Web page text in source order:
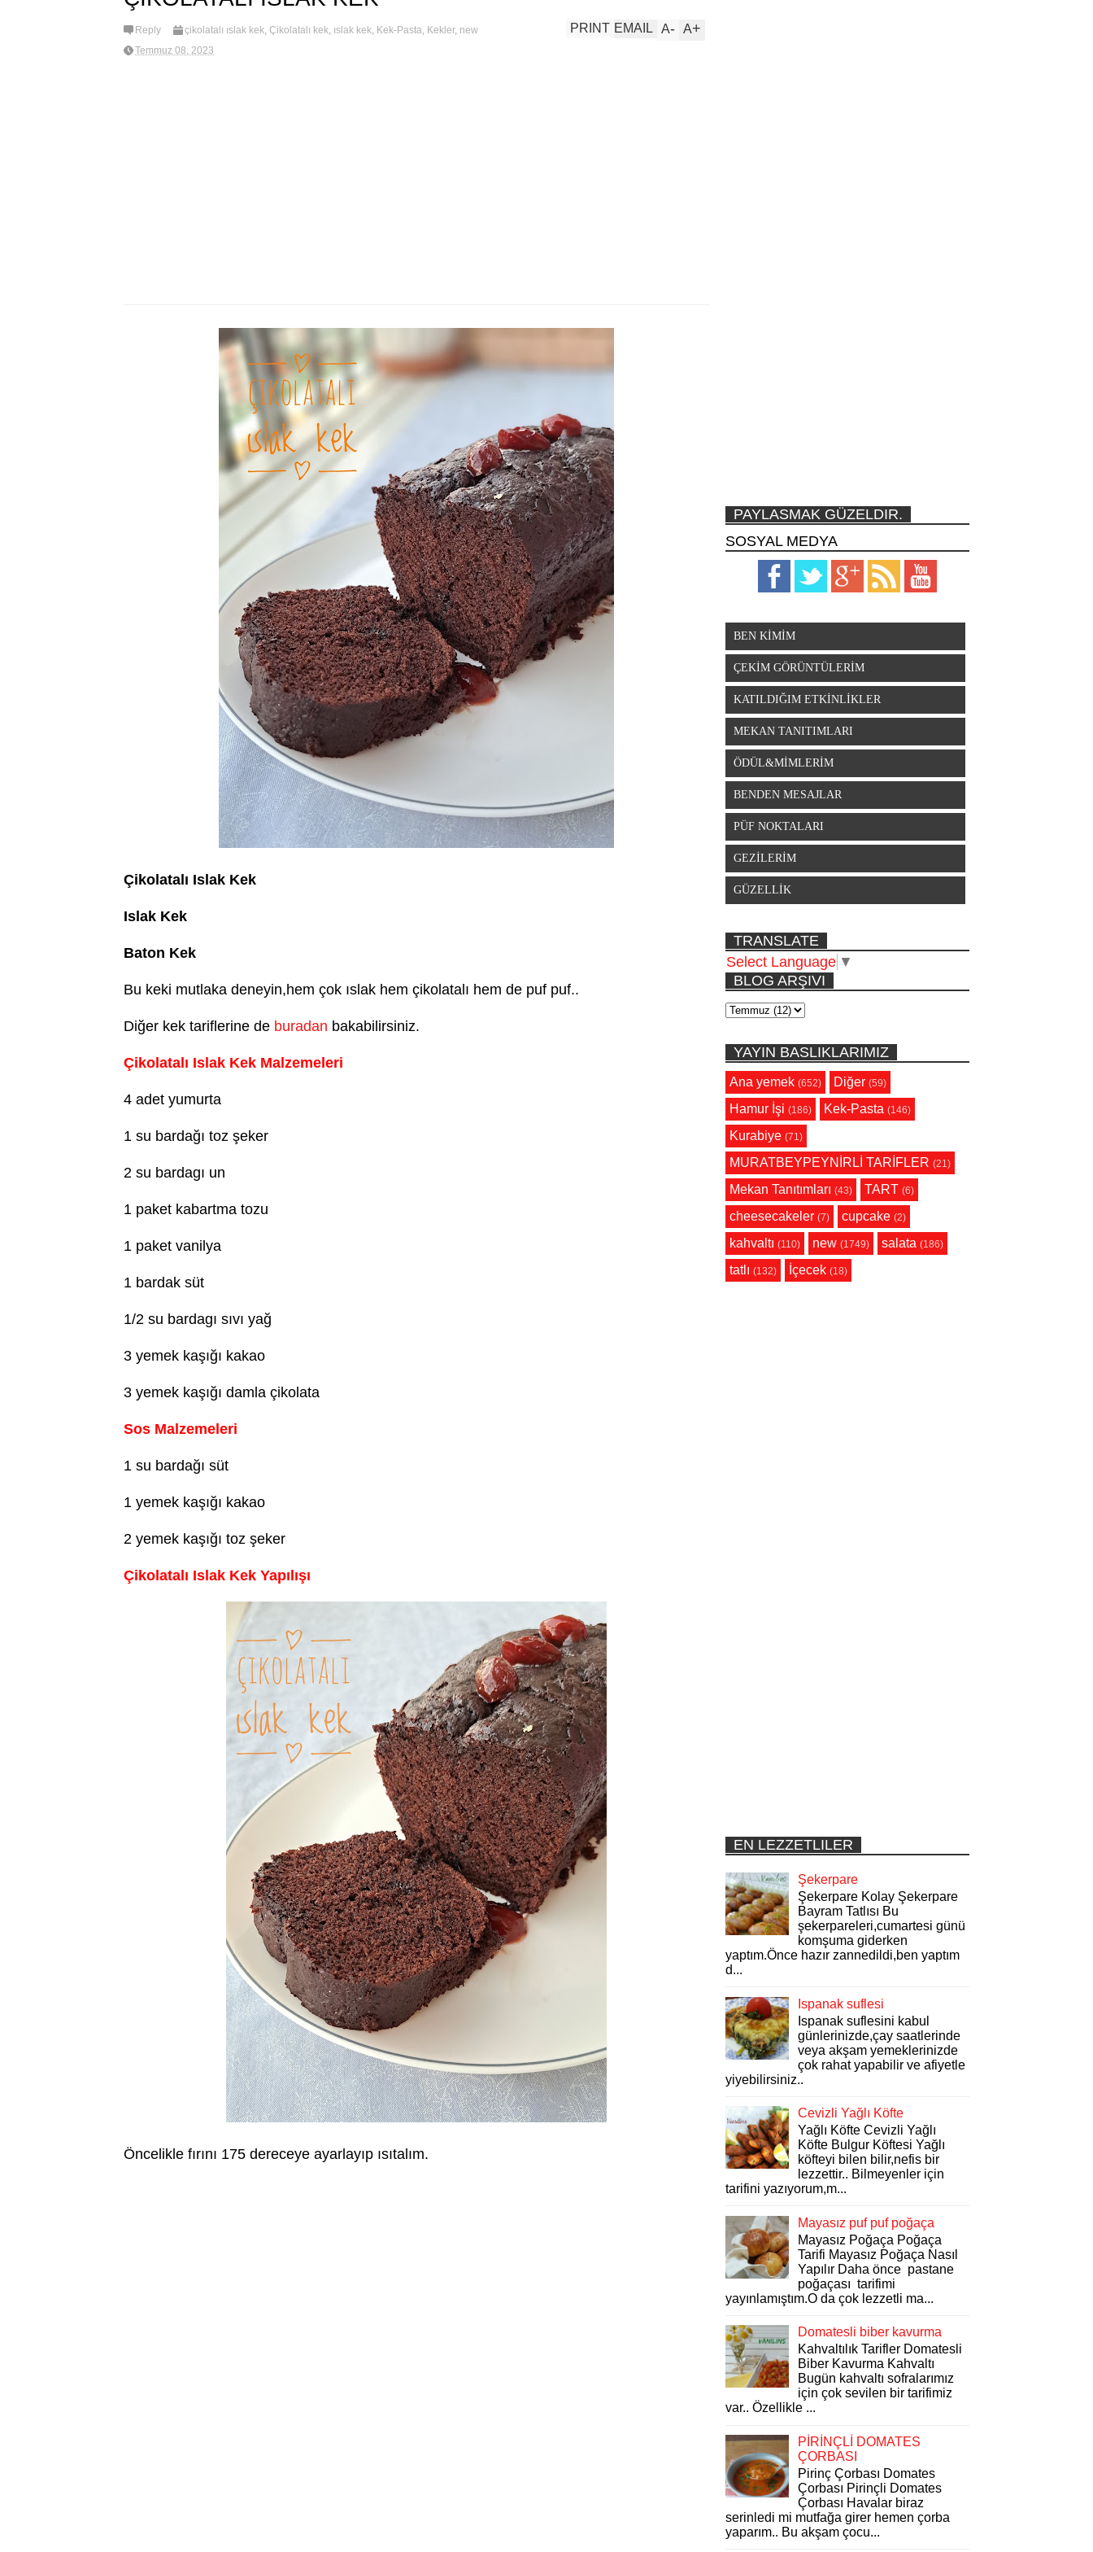
Reply çikolatalı ıslak kek, Çikolatalı kek, ıslak kek, Kek-Pasta, Kekler, new
Temmuz 08, 2023
A+
A-
EMAIL
PRINT
Çikolatalı Islak Kek
Islak Kek
Baton Kek
Bu keki mutlaka deneyin,hem çok ıslak hem çikolatalı hem de puf puf..
Diğer kek tariflerine de buradan bakabilirsiniz.
Çikolatalı Islak Kek Malzemeleri
4 adet yumurta
1 su bardağı toz şeker
2 su bardagı un
1 paket kabartma tozu
1 paket vanilya
1 bardak süt
1/2 su bardagı sıvı yağ
3 yemek kaşığı kakao
3 yemek kaşığı damla çikolata
Sos Malzemeleri
1 su bardağı süt
1 yemek kaşığı kakao
2 yemek kaşığı toz şeker
Çikolatalı Islak Kek Yapılışı
Öncelikle fırını 175 dereceye ayarlayıp ısıtalım.
PAYLASMAK GÜZELDIR.
SOSYAL MEDYA
BEN KİMİM
ÇEKİM GÖRÜNTÜLERİM
KATILDIĞIM ETKİNLİKLER
MEKAN TANITIMLARI
ÖDÜL&MİMLERİM
BENDEN MESAJLAR
PÜF NOKTALARI
GEZİLERİM
GÜZELLİK
TRANSLATE
Select Language ▼
BLOG ARŞIVI
YAYIN BASLIKLARIMIZ
Ana yemek (652) Diğer (59)
Hamur İşi (186) Kek-Pasta (146)
Kurabiye (71)
MURATBEYPEYNİRLİ TARİFLER (21)
Mekan Tanıtımları (43) TART (6)
cheesecakeler (7) cupcake (2)
kahvaltı (110) new (1749) salata (186)
tatlı (132) İçecek (18)
EN LEZZETLILER
Şekerpare
Şekerpare Kolay Şekerpare
Bayram Tatlısı Bu
şekerpareleri,cumartesi günü
komşuma giderken
yaptım.Önce hazır zannedildi,ben yaptım
d...
Ispanak suflesi
Ispanak suflesini kabul
günlerinizde,çay saatlerinde
veya akşam yemeklerinizde
çok rahat yapabilir ve afiyetle
yiyebilirsiniz..
Cevizli Yağlı Köfte
Yağlı Köfte Cevizli Yağlı
Köfte Bulgur Köftesi Yağlı
köfteyi bilen bilir,nefis bir
lezzettir.. Bilmeyenler için
tarifini yazıyorum,m...
Mayasız puf puf poğaça
Mayasız Poğaça Poğaça
Tarifi Mayasız Poğaça Nasıl
Yapılır Daha önce pastane
poğaçası tarifimi
yayınlamıştım.O da çok lezzetli ma...
Domatesli biber kavurma
Kahvaltılık Tarifler Domatesli
Biber Kavurma Kahvaltı
Bugün kahvaltı sofralarımız
için çok sevilen bir tarifimiz
var.. Özellikle ...
PİRİNÇLİ DOMATES
ÇORBASI
Pirinç Çorbası Domates
Çorbası Pirinçli Domates
Çorbası Havalar biraz
serinledi mi mutfağa girer hemen çorba
yaparım.. Bu akşam çocu...